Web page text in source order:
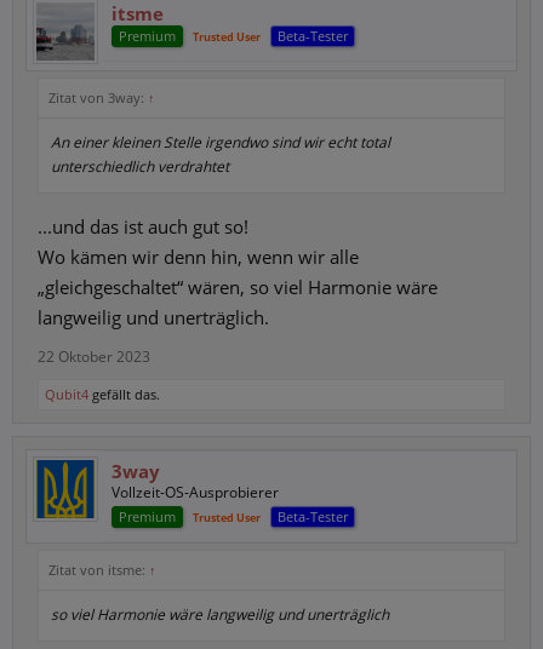
itsme
Premium Trusted User Beta-Tester
Zitat von 3way: ↑
An einer kleinen Stelle irgendwo sind wir echt total
unterschiedlich verdrahtet
...und das ist auch gut so!
Wo kämen wir denn hin, wenn wir alle
„gleichgeschaltet“ wären, so viel Harmonie wäre
langweilig und unerträglich.
22 Oktober 2023
Qubit4 gefällt das.
3way
Vollzeit-OS-Ausprobierer
Premium Trusted User Beta-Tester
Zitat von itsme: ↑
so viel Harmonie wäre langweilig und unerträglich